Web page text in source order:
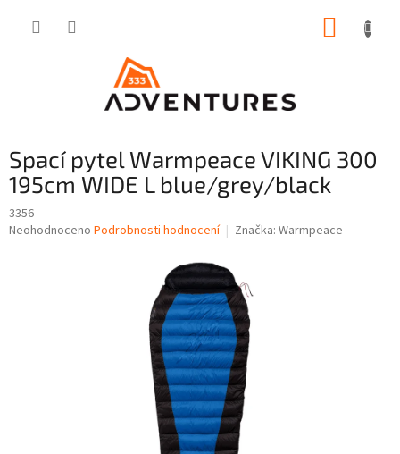
Spací pytel Warmpeace VIKING 300
195cm WIDE L blue/grey/black
3356
Průměrné
Neohodnoceno Podrobnosti hodnocení Značka: Warmpeace